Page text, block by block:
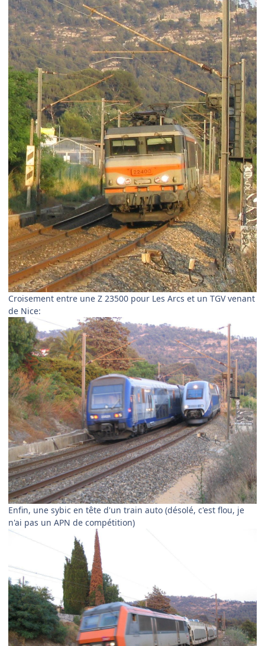
Croisement entre une Z 23500 pour Les Arcs et un TGV venant
de Nice:
Enfin, une sybic en tête d'un train auto (désolé, c'est flou, je
n'ai pas un APN de compétition)